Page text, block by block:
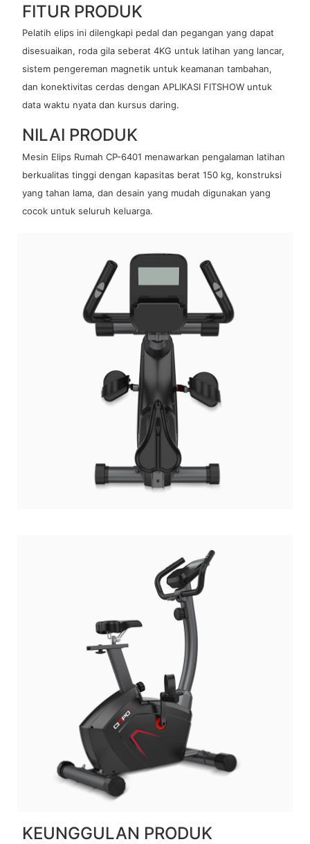
FITUR PRODUK
Pelatih elips ini dilengkapi pedal dan pegangan yang dapat
disesuaikan, roda gila seberat 4KG untuk latihan yang lancar,
sistem pengereman magnetik untuk keamanan tambahan,
dan konektivitas cerdas dengan APLIKASI FITSHOW untuk
data waktu nyata dan kursus daring.
NILAI PRODUK
Mesin Elips Rumah CP-6401 menawarkan pengalaman latihan
berkualitas tinggi dengan kapasitas berat 150 kg, konstruksi
yang tahan lama, dan desain yang mudah digunakan yang
cocok untuk seluruh keluarga.
KEUNGGULAN PRODUK